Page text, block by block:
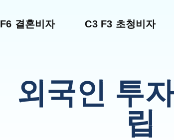
F6 결혼비자 C3 F3 초청비자
외국인 투
립